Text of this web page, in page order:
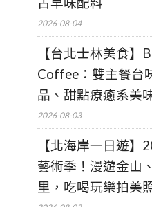
2026-08-04
【台北士林美食】
Coffee：雙主餐台
品、甜點療癒系美
2026-08-03
【北海岸一日遊】
藝術季！漫遊金山
里，吃喝玩樂拍美